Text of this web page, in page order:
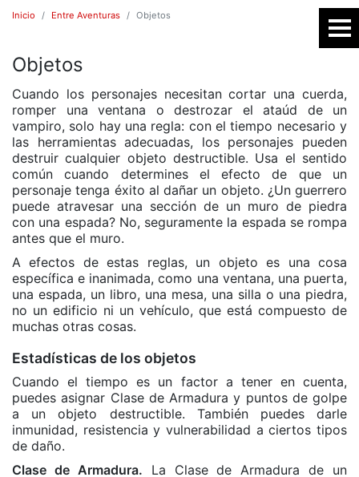
Inicio Entre Aventuras Objetos
Objetos
Cuando los personajes necesitan cortar una cuerda,
romper una ventana o destrozar el ataúd de un
vampiro, solo hay una regla: con el tiempo necesario y
las herramientas adecuadas, los personajes pueden
destruir cualquier objeto destructible. Usa el sentido
común cuando determines el efecto de que un
personaje tenga éxito al dañar un objeto. ¿Un guerrero
puede atravesar una sección de un muro de piedra
con una espada? No, seguramente la espada se rompa
antes que el muro.
A efectos de estas reglas, un objeto es una cosa
específica e inanimada, como una ventana, una puerta,
una espada, un libro, una mesa, una silla o una piedra,
no un edificio ni un vehículo, que está compuesto de
muchas otras cosas.
Estadísticas de los objetos
Cuando el tiempo es un factor a tener en cuenta,
puedes asignar Clase de Armadura y puntos de golpe
a un objeto destructible. También puedes darle
inmunidad, resistencia y vulnerabilidad a ciertos tipos
de daño.
Clase de Armadura. La Clase de Armadura de un